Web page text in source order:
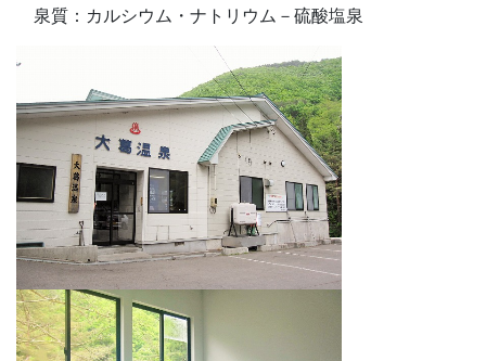
泉質：カルシウム・ナトリウム－硫酸塩泉